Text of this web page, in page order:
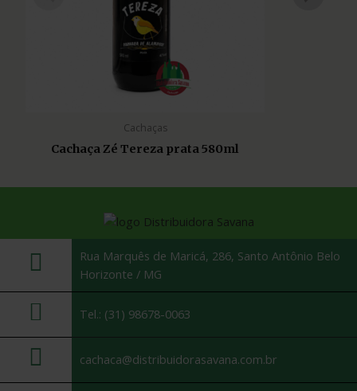
Cachaças
Cachaça Zé Tereza prata 580ml
Rua Marquês de Maricá, 286, Santo Antônio Belo
Horizonte / MG
Tel.: (31) 98678-0063
cachaca@distribuidorasavana.com.br